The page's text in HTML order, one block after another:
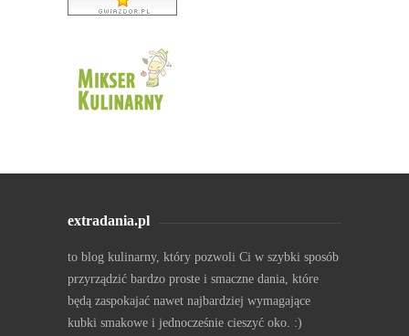
extradania.pl
to blog kulinarny, który pozwoli Ci w szybki sposób
przyrządzić bardzo proste i smaczne dania, które
będą zaspokajać nawet najbardziej wymagające
kubki smakowe i jednocześnie cieszyć oko. :)